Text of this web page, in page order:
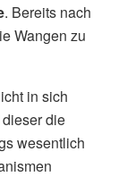
. Bereits nach
Wangen zu
in sich
die
wesentlich